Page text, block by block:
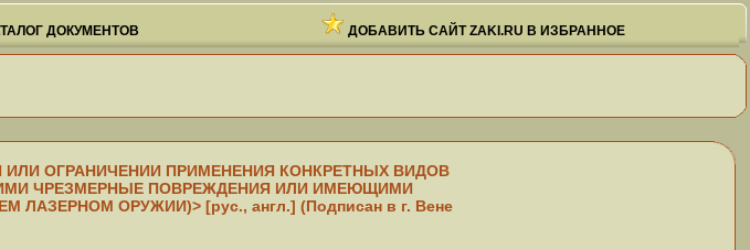
ДОКУМЕНТОВ ДОБАВИТЬ САЙТ ZAKI.RU В ИЗБРАННОЕ
ОГРАНИЧЕНИИ ПРИМЕНЕНИЯ КОНКРЕТНЫХ ВИДОВ
ЧРЕЗМЕРНЫЕ ПОВРЕЖДЕНИЯ ИЛИ ИМЕЮЩИМИ
ОРУЖИИ)> [рус., англ.] (Подписан в г. Вене